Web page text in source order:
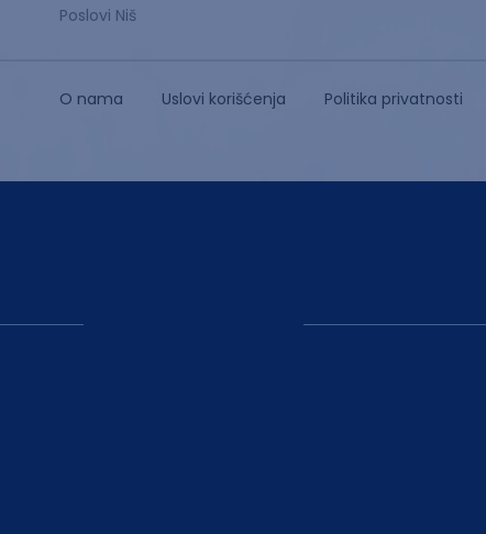
Poslovi Niš
O nama Uslovi korišćenja Politika privatnosti